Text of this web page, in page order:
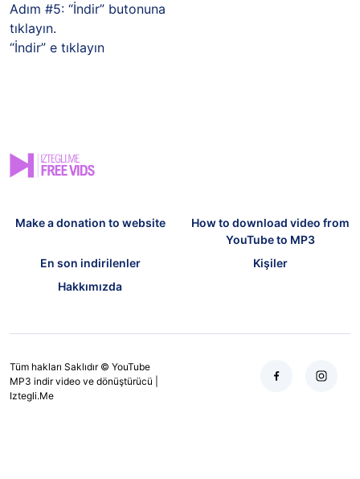
Adım #5: “İndir” butonuna
tıklayın.
“İndir” e tıklayın
Make a donation to website
How to download video from
YouTube to MP3
En son indirilenler
Kişiler
Hakkımızda
Tüm hakları Saklıdır © YouTube
MP3 indir video ve dönüştürücü |
Iztegli.Me